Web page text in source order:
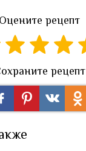
Оцените рецепт
рецепт